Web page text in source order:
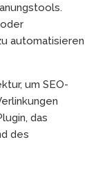
automatisieren
um SEO-
das
des